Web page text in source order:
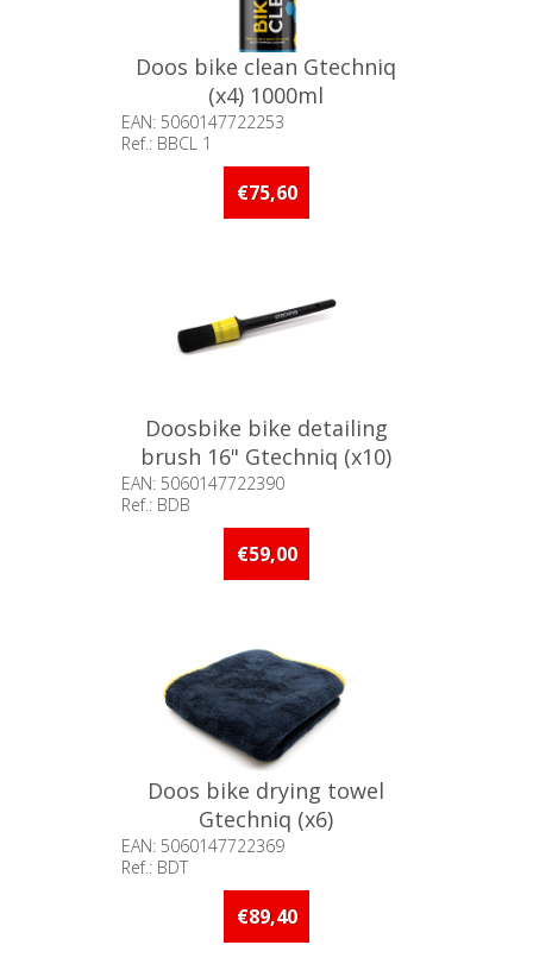
Doos bike clean Gtechniq
(x4) 1000ml
EAN: 5060147722253
Ref.: BBCL 1
Beschikbaarheid:: 5 stuks of
meer op voorraad
€75,60
Doosbike bike detailing
brush 16" Gtechniq (x10)
EAN: 5060147722390
Ref.: BDB
Beschikbaarheid:: Niet voorradig
€59,00
Doos bike drying towel
Gtechniq (x6)
EAN: 5060147722369
Ref.: BDT
Beschikbaarheid:: Minder dan 5
stuks op voorraad
€89,40